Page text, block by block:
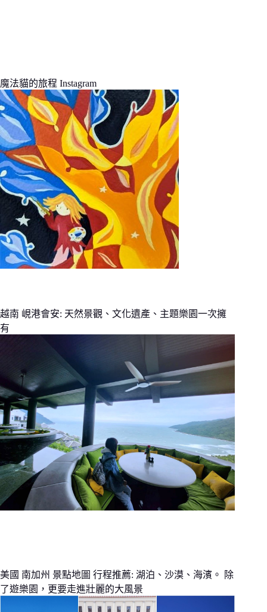
魔法貓的旅程 Instagram
越南 峴港會安: 天然景觀、文化遺產、主題樂園一次擁
有
美國 南加州 景點地圖 行程推薦: 湖泊、沙漠、海濱。 除
了遊樂園，更要走進壯麗的大風景